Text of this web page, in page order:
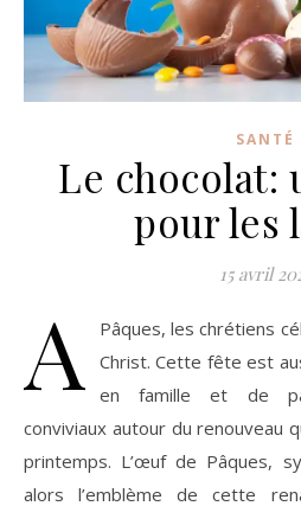
SANTÉ
Le chocolat:
pour les
15 avril
A
Pâques, les chrétiens
Christ. Cette fête est
en famille et de
conviviaux autour du renouveau
printemps. L’œuf de Pâques,
alors l’emblème de cette